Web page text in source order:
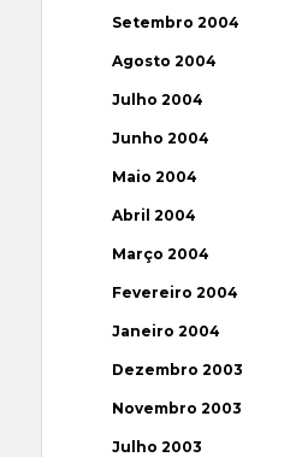
Setembro 2004
Agosto 2004
Julho 2004
Junho 2004
Maio 2004
Abril 2004
Março 2004
Fevereiro 2004
Janeiro 2004
Dezembro 2003
Novembro 2003
Julho 2003